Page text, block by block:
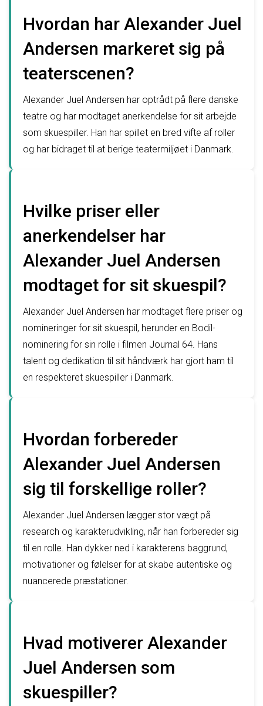
Hvordan har Alexander Juel
Andersen markeret sig på
teaterscenen?
Alexander Juel Andersen har optrådt på flere danske
teatre og har modtaget anerkendelse for sit arbejde
som skuespiller. Han har spillet en bred vifte af roller
og har bidraget til at berige teatermiljøet i Danmark.
Hvilke priser eller
anerkendelser har
Alexander Juel Andersen
modtaget for sit skuespil?
Alexander Juel Andersen har modtaget flere priser og
nomineringer for sit skuespil, herunder en Bodil-
nominering for sin rolle i filmen Journal 64. Hans
talent og dedikation til sit håndværk har gjort ham til
en respekteret skuespiller i Danmark.
Hvordan forbereder
Alexander Juel Andersen
sig til forskellige roller?
Alexander Juel Andersen lægger stor vægt på
research og karakterudvikling, når han forbereder sig
til en rolle. Han dykker ned i karakterens baggrund,
motivationer og følelser for at skabe autentiske og
nuancerede præstationer.
Hvad motiverer Alexander
Juel Andersen som
skuespiller?